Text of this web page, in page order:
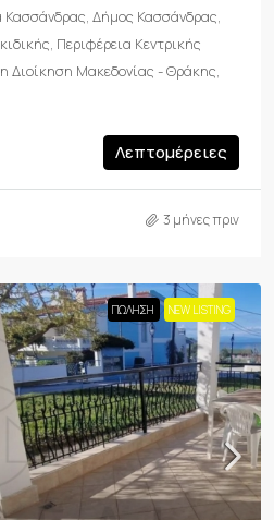
Δήμος Κασσάνδρας,
Περιφέρεια Κεντρικής
Διοίκηση Μακεδονίας - Θράκης,
Λεπτομέρειες
3 μήνες πριν
ΠΏΛΗΣΗ NEW LISTING